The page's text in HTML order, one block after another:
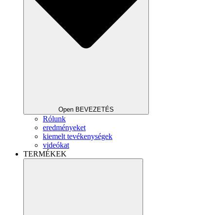
Open BEVEZETÉS
Rólunk
eredményeket
kiemelt tevékenységek
videókat
TERMÉKEK